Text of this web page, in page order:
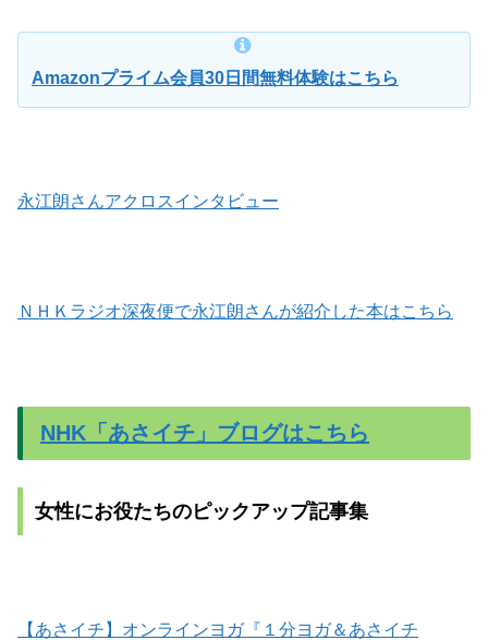
Amazonプライム会員30日間無料体験はこちら
永江朗さんアクロスインタビュー
ＮＨＫラジオ深夜便で永江朗さんが紹介した本はこちら
NHK「あさイチ」ブログはこちら
女性にお役たちのピックアップ記事集
【あさイチ】オンラインヨガ『１分ヨガ＆あさイチ